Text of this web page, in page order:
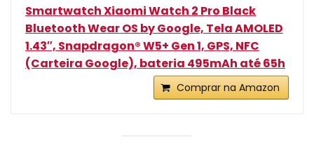
Smartwatch Xiaomi Watch 2 Pro Black
Bluetooth Wear OS by Google, Tela AMOLED
1.43″, Snapdragon® W5+ Gen 1, GPS, NFC
(Carteira Google), bateria 495mAh até 65h
Comprar na Amazon